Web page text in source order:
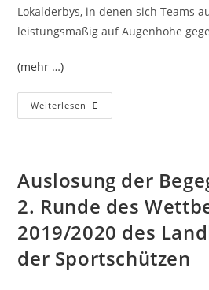
Lokalderbys, in denen sich Teams
leistungsmäßig auf Augenhöhe
(mehr …)
Weiterlesen Die
2.
Viel
Spannung
Auslosung der
2. Runde des
2019/2020 des
der Sportschützen